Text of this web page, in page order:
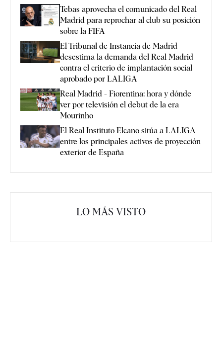
Tebas aprovecha el comunicado del Real
Madrid para reprochar al club su posición
sobre la FIFA
El Tribunal de Instancia de Madrid
desestima la demanda del Real Madrid
contra el criterio de implantación social
aprobado por LALIGA
Real Madrid - Fiorentina: hora y dónde
ver por televisión el debut de la era
Mourinho
El Real Instituto Elcano sitúa a LALIGA
entre los principales activos de proyección
exterior de España
LO MÁS VISTO